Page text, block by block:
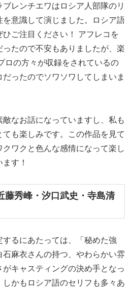
レンチエワはロシア人部隊のリ
意識して演じました。ロシア語
ご注目ください！ アフレコを
たので不安もありましたが、楽
ロの方々が収録をされているの
ったのでソワソワしてしまいま
なお話になっていますし、私も
も楽しみです。この作品を見て
ワクと色んな感情になって楽し
す！
藤秀峰・汐口武史・寺島清
るにあたっては、「秘めた強
麻衣さんの持つ、やわらかい雰
キャスティングの決め手となっ
かもロシア語のセリフも多々あ